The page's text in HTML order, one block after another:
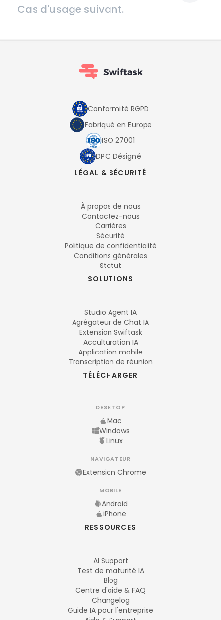
Cas d'usage suivant.
Conformité RGPD
Fabriqué en Europe
ISO 27001
DPO Désigné
LÉGAL & SÉCURITÉ
À propos de nous
Contactez-nous
Carrières
Sécurité
Politique de confidentialité
Conditions générales
Statut
SOLUTIONS
Studio Agent IA
Agrégateur de Chat IA
Extension Swiftask
Acculturation IA
Application mobile
Transcription de réunion
TÉLÉCHARGER
DESKTOP
Mac
Windows
Linux
NAVIGATEUR
Extension Chrome
MOBILE
Android
iPhone
RESSOURCES
AI Support
Test de maturité IA
Blog
Centre d'aide & FAQ
Changelog
Guide IA pour l'entreprise